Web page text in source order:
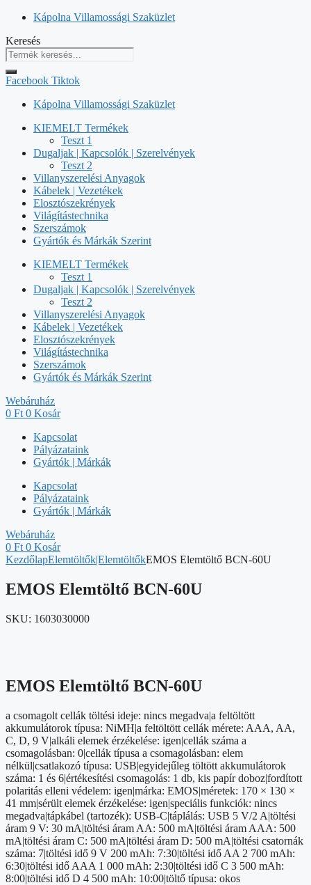
Kilépés
tartalomba
Kápolna Villamossági Szaküzlet
Keresés
Facebook Tiktok
Kápolna Villamossági Szaküzlet
KIEMELT Termékek
Teszt 1
Dugaljak | Kapcsolók | Szerelvények
Teszt 2
Villanyszerelési Anyagok
Kábelek | Vezetékek
Elosztószekrények
Világítástechnika
Szerszámok
Gyártók és Márkák Szerint
KIEMELT Termékek
Teszt 1
Dugaljak | Kapcsolók | Szerelvények
Teszt 2
Villanyszerelési Anyagok
Kábelek | Vezetékek
Elosztószekrények
Világítástechnika
Szerszámok
Gyártók és Márkák Szerint
Webáruház
0 Ft 0 Kosár
Kapcsolat
Pályázataink
Gyártók | Márkák
Kapcsolat
Pályázataink
Gyártók | Márkák
Webáruház
0 Ft 0 Kosár
KezdőlapElemtöltők|ElemtöltőkEMOS Elemtöltő BCN-60U
EMOS Elemtöltő BCN-60U
SKU: 1603030000
EMOS Elemtöltő BCN-60U
a csomagolt cellák töltési ideje: nincs megadva|a feltöltött
akkumulátorok típusa: NiMH|a feltöltött cellák mérete: AAA, AA,
C, D, 9 V|alkáli elemek érzékelése: igen|cellák száma a
csomagolásban: 0|cellák típusa a csomagolásban: elem
nélkül|csatlakozó típusa: USB|egyidejűleg töltött akkumulátorok
száma: 1 és 6|értékesítési csomagolás: 1 db, kis papír doboz|fordított
polaritás elleni védelem: igen|márka: EMOS|méretek: 170 × 130 ×
41 mm|sérült elemek érzékelése: igen|speciális funkciók: nincs
megadva|tápkábel (tartozék): USB-C|táplálás: USB 5 V/2 A|töltési
áram 9 V: 30 mA|töltési áram AA: 500 mA|töltési áram AAA: 500
mA|töltési áram C: 500 mA|töltési áram D: 500 mA|töltési csatornák
száma: 7|töltési idő 9 V 200 mAh: 7:30|töltési idő AA 2 700 mAh:
6:30|töltési idő AAA 1 000 mAh: 2:30|töltési idő C 3 500 mAh:
8:00|töltési idő D 4 500 mAh: 10:00|töltő típusa: okos